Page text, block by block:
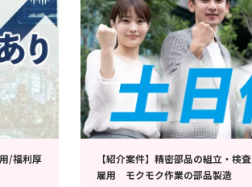
/福利厚
【紹介案件】精密部品の組立・検査 未経験歓迎!日総の正社員
雇用 モクモク作業の部品製造